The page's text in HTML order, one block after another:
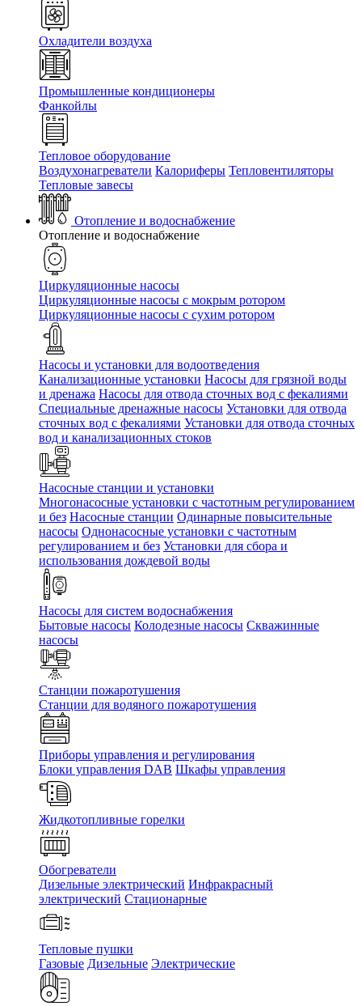
Охладители воздуха
Промышленные кондиционеры
Фанкойлы
Тепловое оборудование
Воздухонагреватели Калориферы Тепловентиляторы
Тепловые завесы
Отопление и водоснабжение
Отопление и водоснабжение
Циркуляционные насосы
Циркуляционные насосы с мокрым ротором
Циркуляционные насосы с сухим ротором
Насосы и установки для водоотведения
Канализационные установки Насосы для грязной воды
и дренажа Насосы для отвода сточных вод c фекалиями
Специальные дренажные насосы Установки для отвода
сточных вод c фекалиями Установки для отвода сточных
вод и канализационных стоков
Насосные станции и установки
Многонасосные установки с частотным регулированием
и без Насосные станции Одинарные повысительные
насосы Однонасосные установки с частотным
регулированием и без Установки для сбора и
использования дождевой воды
Насосы для систем водоснабжения
Бытовые насосы Колодезные насосы Скважинные
насосы
Станции пожаротушения
Станции для водяного пожаротушения
Приборы управления и регулирования
Блоки управления DAB Шкафы управления
Жидкотопливные горелки
Обогреватели
Дизельные электрический Инфракрасный
электрический Стационарные
Тепловые пушки
Газовые Дизельные Электрические